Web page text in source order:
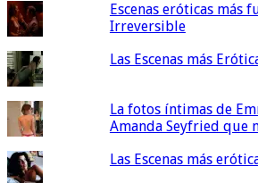
Escenas eróticas más
Irreversible
Las Escenas más
La fotos íntimas de
Amanda Seyfried que
Las Escenas más